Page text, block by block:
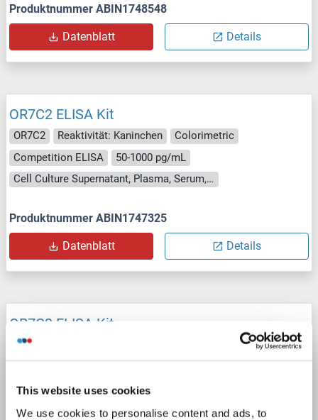
This website uses cookies
We use cookies to personalise content and ads, to
Produktnummer ABIN1748548
Datenblatt Details
OR7C2 ELISA Kit
OR7C2 Reaktivität: Kaninchen
Colorimetric
Competition ELISA
50-1000 pg/mL
Cell Culture Supernatant, Plasma, Serum, Tissue Homogenate
Produktnummer ABIN1747325
Datenblatt Details
OR7C2 ELISA Kit
OR7C2
Produktnummer ABIN1750994